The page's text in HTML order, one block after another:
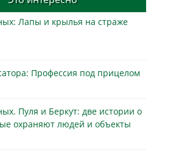
Лапы и крылья на страже
Профессия под прицелом
Пуля и Беркут: две истории о
охраняют людей и объекты